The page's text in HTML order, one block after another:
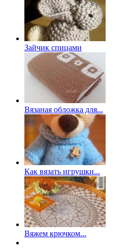
Зайчик спицами
Вязаная обложка для...
Как вязать игрушки...
Вяжем крючком...